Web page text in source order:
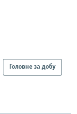
Головне за добу